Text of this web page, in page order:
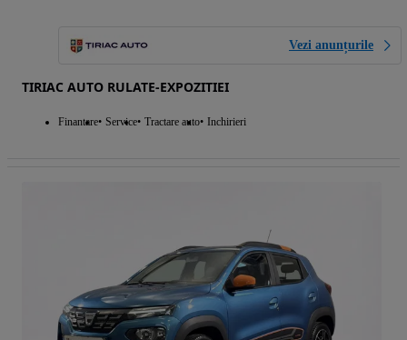
Vezi anunțurile
TIRIAC AUTO RULATE-EXPOZITIEI
Finantare Service Tractare auto Inchirieri